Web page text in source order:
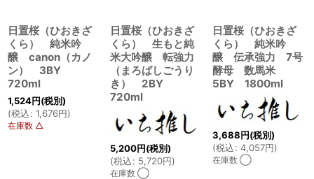
日置桜（ひおきざ
くら） 純米吟
醸 canon（カノ
ン） 3BY
720ml
1,524円(税別)
(税込: 1,676円)
在庫数 △
日置桜（ひおきざ
くら） 生もと純
米大吟醸 転強力
（まろばしごうり
き） 2BY
720ml
5,200円(税別)
(税込: 5,720円)
在庫数 ◯
日置桜（ひおきざ
くら） 純米吟
醸 伝承強力 7号
酵母 数馬米
5BY 1800ml
3,688円(税別)
(税込: 4,057円)
在庫数 ◯